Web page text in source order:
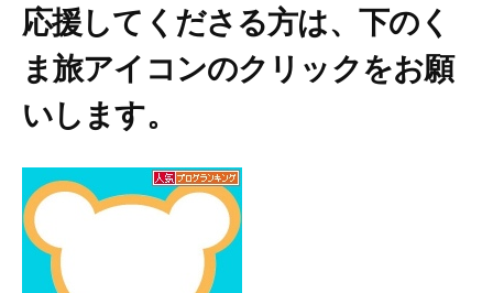
応援してくださる方は、下のく
ま旅アイコンのクリックをお願
いします。